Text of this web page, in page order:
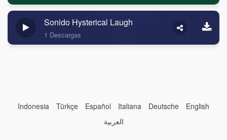
Sonido Hysterical Laugh
1 Descargas
Indonesia Türkçe Español Italiana Deutsche
English
العربية